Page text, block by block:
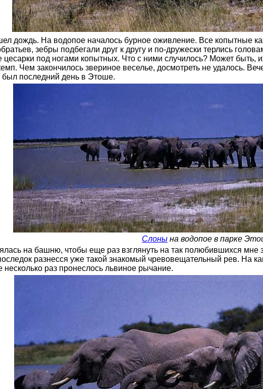
дождь. На водопое началось бурное оживление. Все копытные
зебры подбегали друг к другу и по-дружески терлись
под ногами копытных. Что с ними случилось? Может быть,
Чем закончилось звериное веселье, досмотреть не удалось.
был последний день в Этоше.
Слоны на водопое в парке
на башню, чтобы еще раз взглянуть на так полюбившихся мне
разнесся уже такой знакомый чревовещательный рев. На
раз пронеслось львиное рычание.